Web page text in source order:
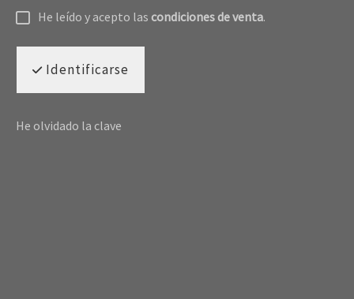
He leído y acepto las condiciones de venta.
Identificarse
He olvidado la clave